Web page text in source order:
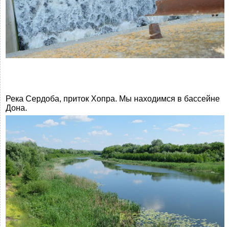
Река Сердоба, приток Хопра. Мы находимся в бассейне
Дона.